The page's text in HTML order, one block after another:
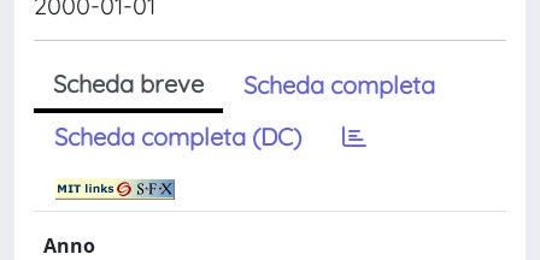
Scheda breve
Scheda completa
Scheda completa (DC)
Anno